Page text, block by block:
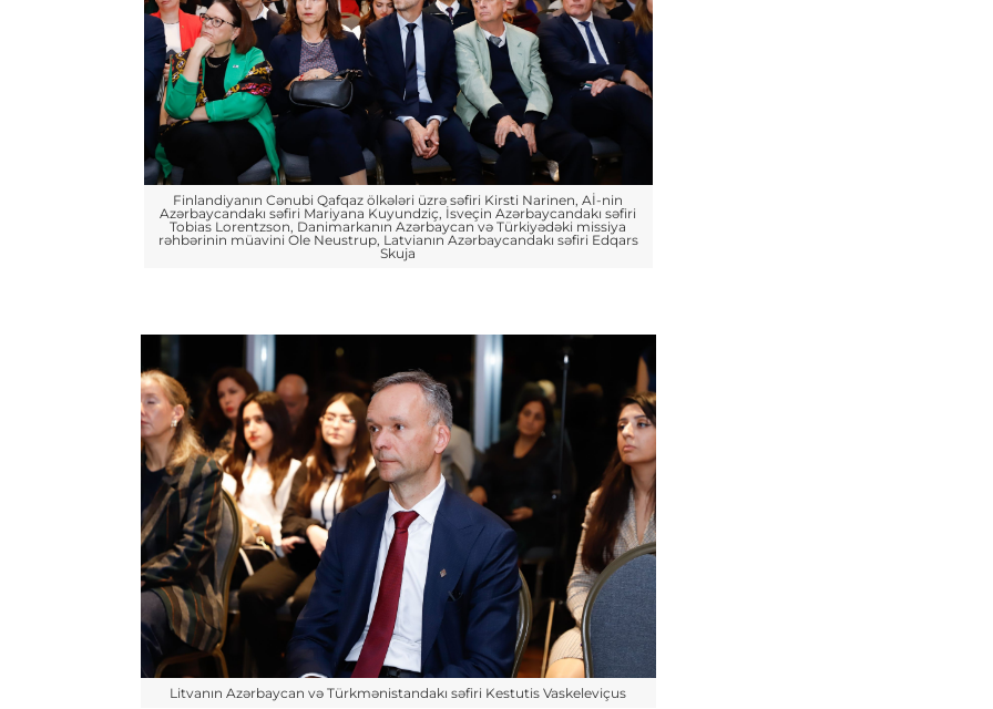
Finlandiyanın Cənubi Qafqaz ölkələri üzrə səfiri Kirsti Narinen, Aİ-nin
Azərbaycandakı səfiri Mariyana Kuyundziç, İsveçin Azərbaycandakı səfiri
Tobias Lorentzson, Danimarkanın Azərbaycan və Türkiyədəki missiya
rəhbərinin müavini Ole Neustrup, Latvianın Azərbaycandakı səfiri Edqars
Skuja
Litvanın Azərbaycan və Türkmənistandakı səfiri Kestutis Vaskeleviçus